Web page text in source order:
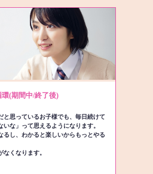
(期間中/終了後)
と思っているお子様でも、毎日続けて
な」って思えるようになります。
るし、わかると楽しいからもっとやる
くなります。